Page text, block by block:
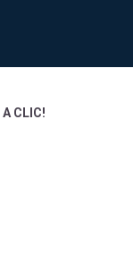
CLIC!